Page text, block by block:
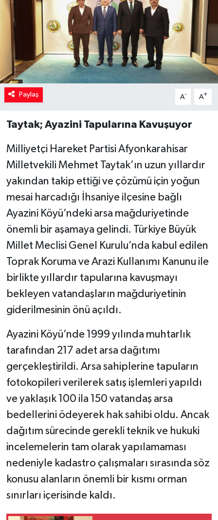
Paylaş A- A+
Taytak; Ayazini Tapularına Kavuşuyor
Milliyetçi Hareket Partisi Afyonkarahisar
Milletvekili Mehmet Taytak’ın uzun yıllardır
yakından takip ettiği ve çözümü için yoğun
mesai harcadığı İhsaniye ilçesine bağlı
Ayazini Köyü’ndeki arsa mağduriyetinde
önemli bir aşamaya gelindi. Türkiye Büyük
Millet Meclisi Genel Kurulu’nda kabul edilen
Toprak Koruma ve Arazi Kullanımı Kanunu ile
birlikte yıllardır tapularına kavuşmayı
bekleyen vatandaşların mağduriyetinin
giderilmesinin önü açıldı.
Ayazini Köyü’nde 1999 yılında muhtarlık
tarafından 217 adet arsa dağıtımı
gerçekleştirildi. Arsa sahiplerine tapuların
fotokopileri verilerek satış işlemleri yapıldı
ve yaklaşık 100 ila 150 vatandaş arsa
bedellerini ödeyerek hak sahibi oldu. Ancak
dağıtım sürecinde gerekli teknik ve hukuki
incelemelerin tam olarak yapılamaması
nedeniyle kadastro çalışmaları sırasında söz
konusu alanların önemli bir kısmı orman
sınırları içerisinde kaldı.